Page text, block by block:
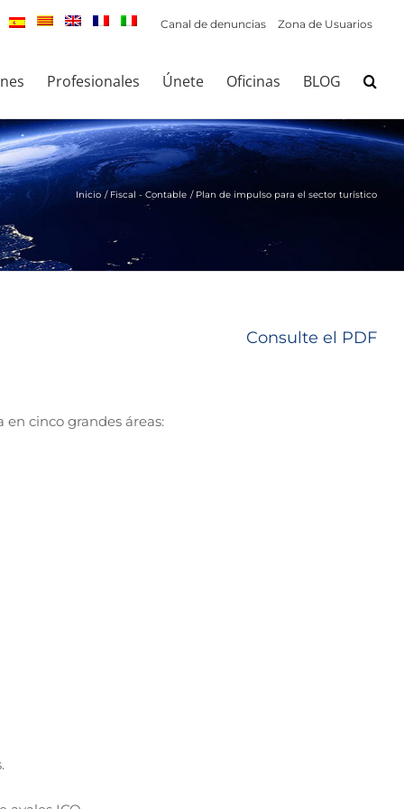
Canal de denuncias Zona de Usuarios
Profesionales Únete Oficinas BLOG
Inicio Fiscal - Contable Plan de impulso para el sector turístico
Consulte el PDF
en cinco grandes áreas: